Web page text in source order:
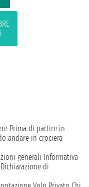
Prima di partire in
andare in crociera
generali Informativa
Dichiarazione di